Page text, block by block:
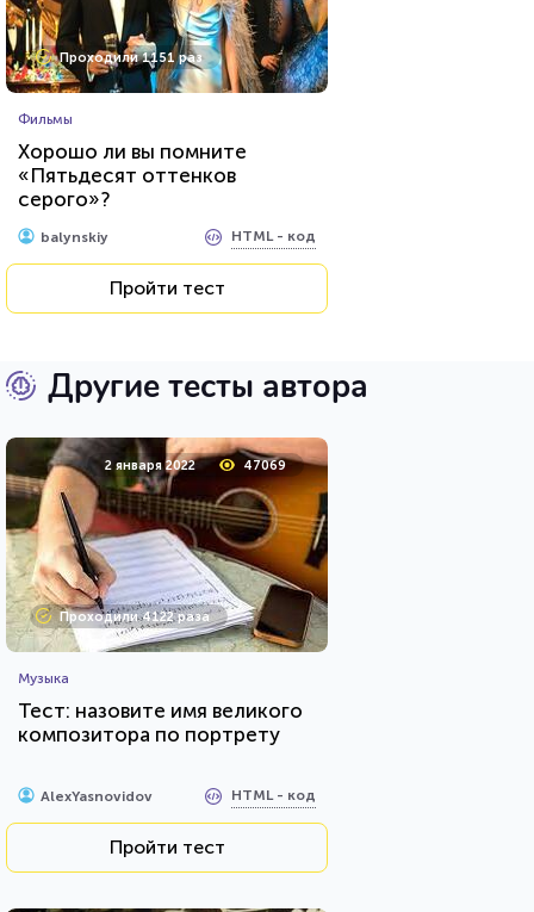
Проходили 1151 раз
Фильмы
Хорошо ли вы помните
«Пятьдесят оттенков
серого»?
balynskiy HTML - код
Пройти тест
Другие тесты автора
2 января 2022 47069
Проходили 4122 раза
Музыка
Тест: назовите имя великого
композитора по портрету
AlexYasnovidov HTML - код
Пройти тест